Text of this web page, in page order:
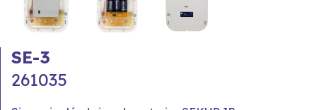
SE-3
261035